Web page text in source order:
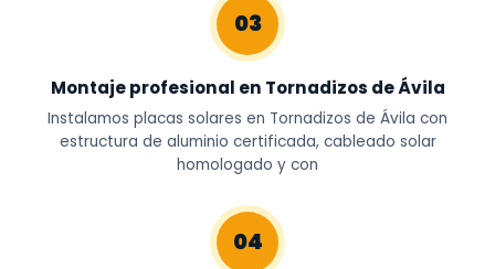
03
Montaje profesional en Tornadizos de Ávila
Instalamos placas solares en Tornadizos de Ávila con
estructura de aluminio certificada, cableado solar
homologado y con
04